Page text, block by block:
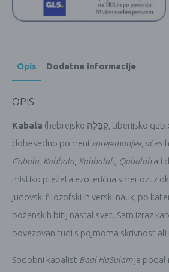
Opis Dodatne informacije
OPIS
Kabala (hebrejsko קַבָּלָה, tiberijsko qabːɔˈlɔh, Qabbālāh)
dobesedno pomeni »prejemanje«,
Cabala, Kabbala, Kabbalah, Qabalah ali
mistiko prežeta ezoterična smer oz. z
judovski filozofski in verski nauk, po
božanskih bitij nastal svet. Sam izraz
povezovan tudi s pojmoma skrivnost
Sodobni kabalist Baal HaSulamje podal